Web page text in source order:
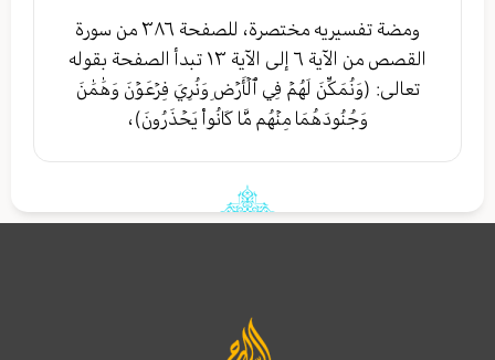
ومضة تفسيريه مختصرة، للصفحة ٣٨٦ من سورة
القصص من الآية ٦ إلى الآية ١٣ تبدأ الصفحة بقوله
تعالى: (وَنُمَكِّنَ لَهُمۡ فِي ٱلۡأَرۡضِ وَنُرِيَ فِرۡعَوۡنَ وَهَٰمَٰنَ
وَجُنُودَهُمَا مِنۡهُم مَّا كَانُواْ يَحۡذَرُونَ)،